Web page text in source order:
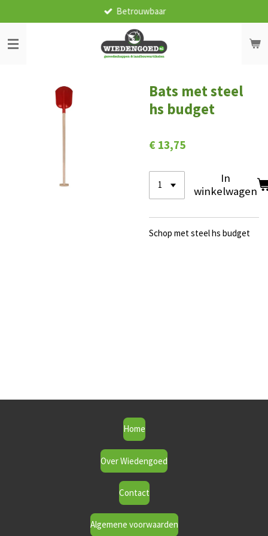
direct
naar
de
Betrouwbaar
Bats met steel
hs budget
€ 13,75
In
winkelwagen
Schop met steel hs budget
Home
Over Wiedengoed
Contact
Algemene voorwaarden